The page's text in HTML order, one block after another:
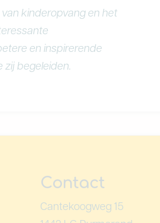
kinderopvang en het
en inspirerende
begeleiden.
Contact
Cantekoogweg 15